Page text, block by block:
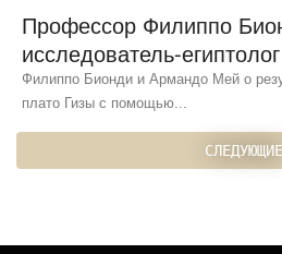
Профессор Филиппо
исследователь-
Филиппо Бионди и Армандо Мей о
плато Гизы с помощью...
СЛЕДУЮЩИЕ